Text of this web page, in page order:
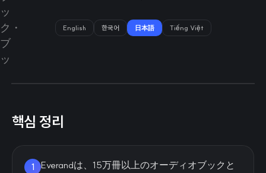
English 한국어 日本語 Tiếng Việt
핵심 정리
1
Everandは、15万冊以上のオーディオブックと